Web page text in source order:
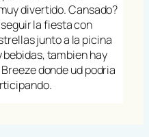
divertido. Cansado?
la fiesta con
junto a la picina
tambien hay
donde ud podria